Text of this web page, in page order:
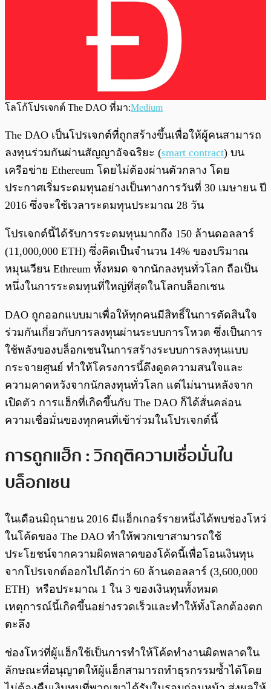
โลโก้โปรเจกต์ The DAO ที่มา:Medium
The DAO เป็นโปรเจกต์ที่ถูกสร้างขึ้นเพื่อให้ผู้คนสามารถ
ลงทุนร่วมกันผ่านสัญญาอัจฉริยะ (smart contract) บน
เครือข่าย Ethereum โดยไม่ต้องผ่านตัวกลาง โดย
ประกาศเริ่มระดมทุนอย่างเป็นทางการวันที่ 30 เมษายน ปี
2016 ซึ่งจะใช้เวลาระดมทุนประมาณ 28 วัน
โปรเจกต์นี้ได้รับการระดมทุนมากถึง 150 ล้านดอลลาร์
(11,000,000 ETH) ซึ่งคิดเป็นจำนวน 14% ของปริมาณ
หมุนเวียน Ethreum ทั้งหมด จากนักลงทุนทั่วโลก ถือเป็น
หนึ่งในการระดมทุนที่ใหญ่ที่สุดในโลกบล็อกเชน
DAO ถูกออกแบบมาเพื่อให้ทุกคนมีสิทธิ์ในการตัดสินใจ
ร่วมกันเกี่ยวกับการลงทุนผ่านระบบการโหวต ซึ่งเป็นการ
ใช้พลังของบล็อกเชนในการสร้างระบบการลงทุนแบบ
กระจายศูนย์ ทำให้โครงการนี้ดึงดูดความสนใจและ
ความคาดหวังจากนักลงทุนทั่วโลก แต่ไม่นานหลังจาก
เปิดตัว การแฮ็กที่เกิดขึ้นกับ The DAO ก็ได้สั่นคล่อน
ความเชื่อมั่นของทุกคนที่เข้าร่วมในโปรเจกต์นี้
การถูกแฮ็ก : วิกฤติความเชื่อมั่นใน
บล็อกเชน
ในเดือนมิถุนายน 2016 มีแฮ็กเกอร์รายหนึ่งได้พบช่องโหว่
ในโค้ดของ The DAO ทำให้พวกเขาสามารถใช้
ประโยชน์จากความผิดพลาดของโค้ดนี้เพื่อโอนเงินทุน
จากโปรเจกต์ออกไปได้กว่า 60 ล้านดอลลาร์ (3,600,000
ETH) หรือประมาณ 1 ใน 3 ของเงินทุนทั้งหมด
เหตุการณ์นี้เกิดขึ้นอย่างรวดเร็วและทำให้ทั้งโลกต้องตก
ตะลึง
ช่องโหว่ที่ผู้แฮ็กใช้เป็นการทำให้โค้ดทำงานผิดพลาดใน
ลักษณะที่อนุญาตให้ผู้แฮ็กสามารถทำธุรกรรมซ้ำได้โดย